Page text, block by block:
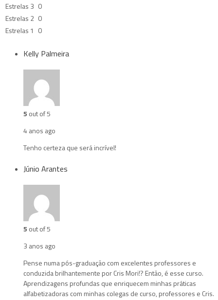
Estrelas 3 0
Estrelas 2 0
Estrelas 1 0
Kelly Palmeira
5 out of 5
4 anos ago
Tenho certeza que será incrível!
Júnio Arantes
5 out of 5
3 anos ago
Pense numa pós-graduação com excelentes professores e
conduzida brilhantemente por Cris Mori!? Então, é esse curso.
Aprendizagens profundas que enriquecem minhas práticas
alfabetizadoras com minhas colegas de curso, professores e Cris.